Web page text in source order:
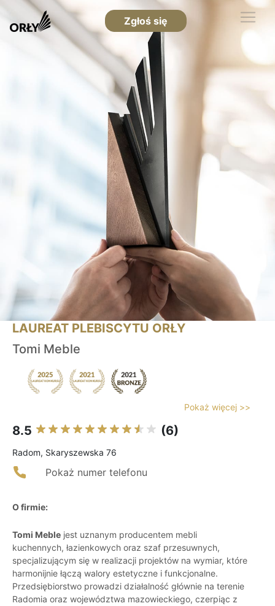
Zgłoś się
LAUREAT PLEBISCYTU ORŁY
Tomi Meble
Pokaż więcej >>
8.5 (6)
Radom, Skaryszewska 76
Pokaż numer telefonu
O firmie:
Tomi Meble jest uznanym producentem mebli
kuchennych, łazienkowych oraz szaf przesuwnych,
specjalizującym się w realizacji projektów na wymiar, które
harmonijnie łączą walory estetyczne i funkcjonalne.
Przedsiębiorstwo prowadzi działalność głównie na terenie
Radomia oraz województwa mazowieckiego, czerpiąc z